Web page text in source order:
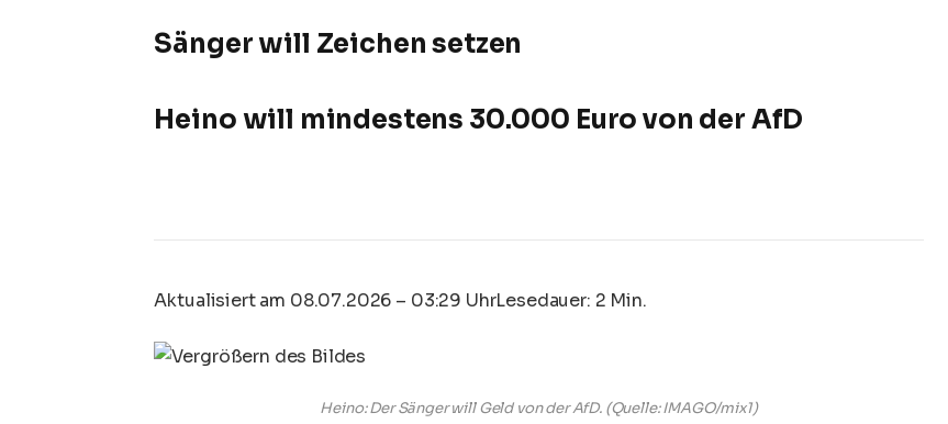
Sänger will Zeichen setzen
Heino will mindestens 30.000 Euro von der AfD
Aktualisiert am 08.07.2026 – 03:29 UhrLesedauer: 2 Min.
Heino: Der Sänger will Geld von der AfD.(Quelle: IMAGO/mix1)